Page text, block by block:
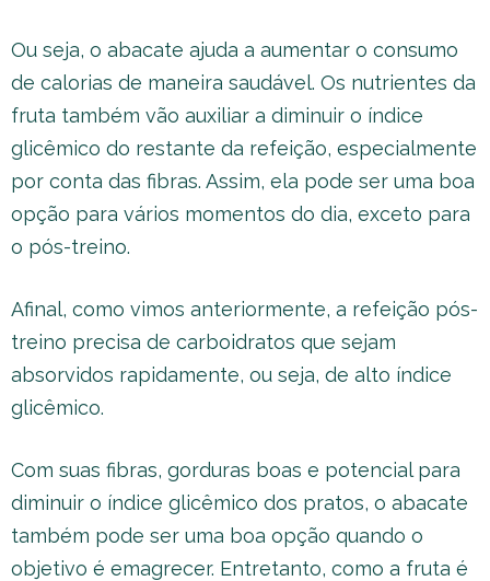
Ou seja, o abacate ajuda a aumentar o consumo
de calorias de maneira saudável. Os nutrientes da
fruta também vão auxiliar a diminuir o índice
glicêmico do restante da refeição, especialmente
por conta das fibras. Assim, ela pode ser uma boa
opção para vários momentos do dia, exceto para
o pós-treino.
Afinal, como vimos anteriormente, a refeição pós-
treino precisa de carboidratos que sejam
absorvidos rapidamente, ou seja, de alto índice
glicêmico.
Com suas fibras, gorduras boas e potencial para
diminuir o índice glicêmico dos pratos, o abacate
também pode ser uma boa opção quando o
objetivo é emagrecer. Entretanto, como a fruta é